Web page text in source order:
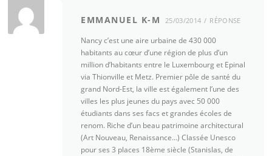
EMMANUEL K-M 25/03/2014 RÉPONSE
Nancy c’est une aire urbaine de 430 000
habitants au cœur d’une région de plus d’un
million d’habitants entre le Luxembourg et Epinal
via Thionville et Metz. Premier pôle de santé du
grand Nord-Est, la ville est également l’une des
villes les plus jeunes du pays avec 50 000
étudiants dans ses facs et grandes écoles de
renom. Riche d’un beau patrimoine architectural
(Art Nouveau, Renaissance…) Classée Unesco
pour ses 3 places 18ème siècle (Stanislas, de